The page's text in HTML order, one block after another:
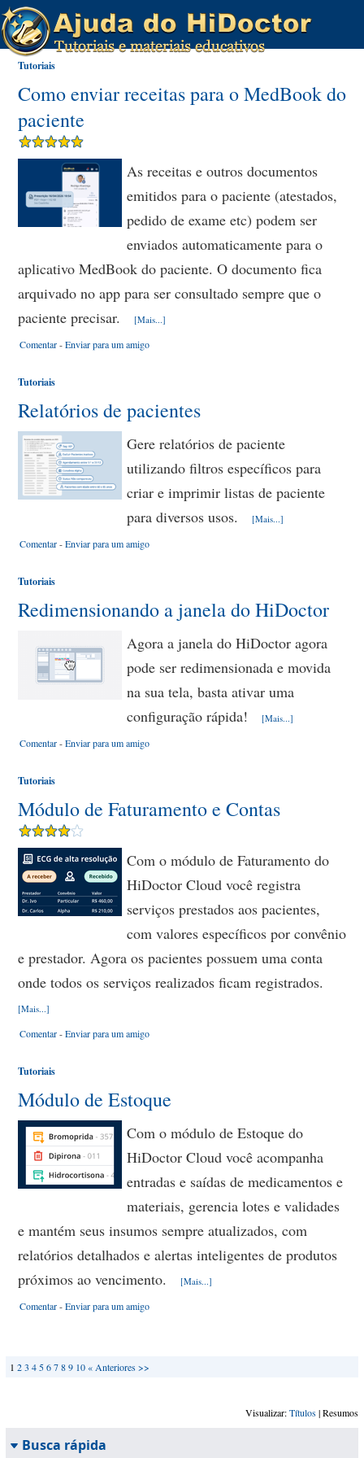
Tutoriais
Como enviar receitas para o MedBook do
paciente
As receitas e outros documentos
emitidos para o paciente (atestados,
pedido de exame etc) podem ser
enviados automaticamente para o
aplicativo MedBook do paciente. O documento fica
arquivado no app para ser consultado sempre que o
paciente precisar.
[Mais...]
Comentar-Enviar para um amigo
Tutoriais
Relatórios de pacientes
Gere relatórios de paciente
utilizando filtros específicos para
criar e imprimir listas de paciente
para diversos usos.
[Mais...]
Comentar-Enviar para um amigo
Tutoriais
Redimensionando a janela do HiDoctor
Agora a janela do HiDoctor agora
pode ser redimensionada e movida
na sua tela, basta ativar uma
configuração rápida!
[Mais...]
Comentar-Enviar para um amigo
Tutoriais
Módulo de Faturamento e Contas
Com o módulo de Faturamento do
HiDoctor Cloud você registra
serviços prestados aos pacientes,
com valores específicos por convênio
e prestador. Agora os pacientes possuem uma conta
onde todos os serviços realizados ficam registrados.
[Mais...]
Comentar-Enviar para um amigo
Tutoriais
Módulo de Estoque
Com o módulo de Estoque do
HiDoctor Cloud você acompanha
entradas e saídas de medicamentos e
materiais, gerencia lotes e validades
e mantém seus insumos sempre atualizados, com
relatórios detalhados e alertas inteligentes de produtos
próximos ao vencimento.
[Mais...]
Comentar-Enviar para um amigo
1 23 4 56789 10« Anteriores>>
Visualizar:Títulos| Resumos
Busca rápida